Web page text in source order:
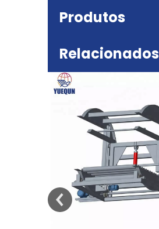
Produtos
Relacionados